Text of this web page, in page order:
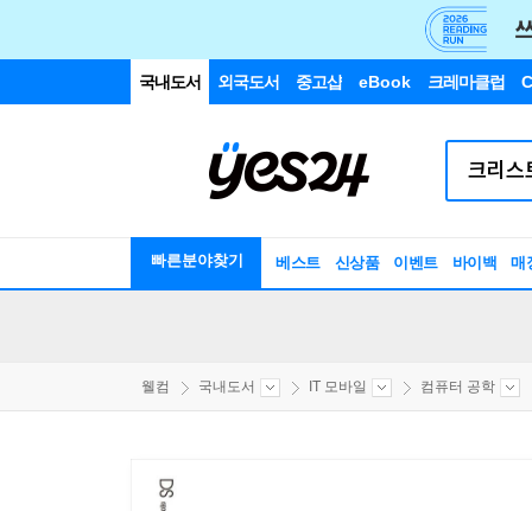
국내도서 외국도서 중고샵 eBook 크레마클럽
빠른분야찾기 베스트 신상품 이벤트 바이백 매
웰컴 국내도서 IT 모바일 컴퓨터 공학